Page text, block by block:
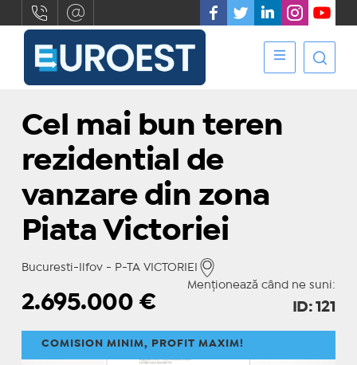
Cel mai bun teren
rezidential de
vanzare din zona
Piata Victoriei
Bucuresti-Ilfov - P-TA VICTORIEI
Menționează când ne suni:
2.695.000 € ID: 121
COMISION MINIM, PROFIT MAXIM!